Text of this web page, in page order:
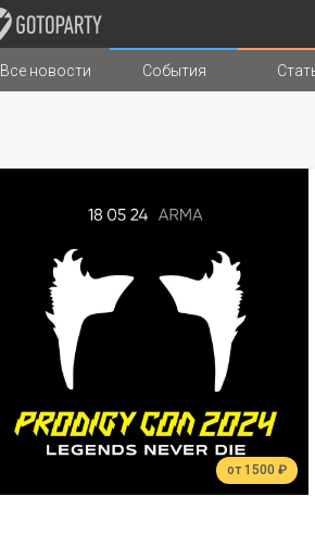
Города Музыка Типы страниц
Все новости События
от 1500 ₽